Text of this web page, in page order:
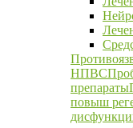
НПВС
препараты
повыш